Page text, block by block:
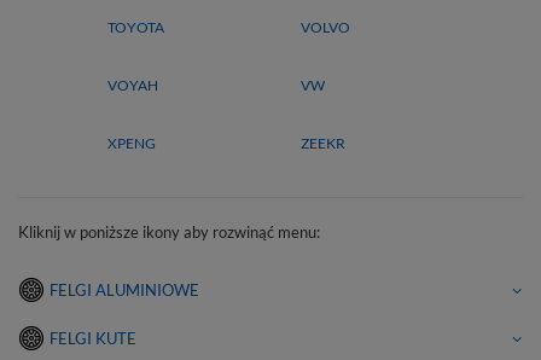
TOYOTA VOLVO
VOYAH VW
XPENG ZEEKR
Kliknij w poniższe ikony aby rozwinąć menu:
FELGI ALUMINIOWE
FELGI KUTE